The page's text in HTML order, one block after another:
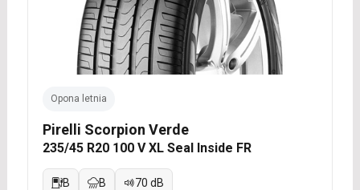
Opona letnia
Pirelli Scorpion Verde
235/45 R20 100 V XL Seal Inside FR
B B 70 dB